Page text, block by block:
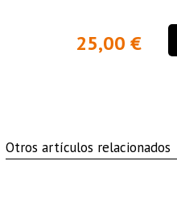
25,00 €
Otros artículos relacionados